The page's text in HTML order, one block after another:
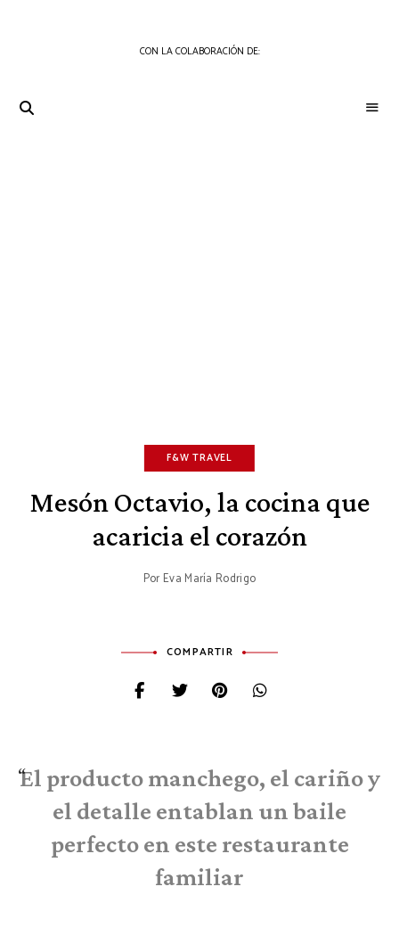
CON LA COLABORACIÓN DE:
F&W TRAVEL
Mesón Octavio, la cocina que
acaricia el corazón
Por Eva María Rodrigo
COMPARTIR
El producto manchego, el cariño y
el detalle entablan un baile
perfecto en este restaurante
familiar